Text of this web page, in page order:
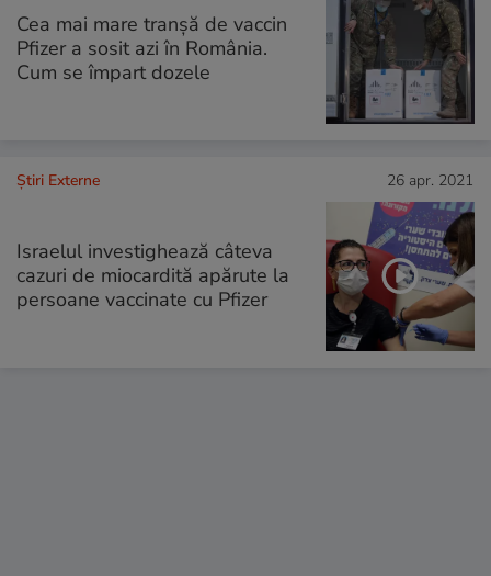
Cea mai mare tranșă de vaccin
Pfizer a sosit azi în România.
Cum se împart dozele
Știri Externe 26 apr. 2021
Israelul investighează câteva
cazuri de miocardită apărute la
persoane vaccinate cu Pfizer